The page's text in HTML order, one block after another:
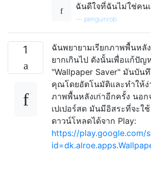
ฉันดีใจที่ฉันไม่ใช่คน
penguinrob
1
ฉันพยายามเรียกภาพพื้นหลั
ยากเกินไป ดังนั้นเพื่อแก้ปั
"Wallpaper Saver" มันบัน
คุณโดยอัตโนมัติและทำให้ง่
ภาพพื้นหลังเก่าอีกครั้ง นอก
เปเปอร์สด มันมีอิสระที่จะใ
ดาวน์โหลดได้จาก Play:
https://play.google.com/